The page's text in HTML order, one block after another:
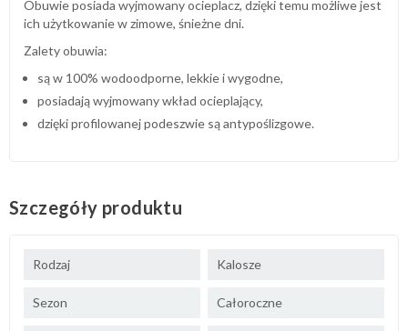
Obuwie posiada wyjmowany ocieplacz, dzięki temu możliwe jest
ich użytkowanie w zimowe, śnieżne dni.
Zalety obuwia:
są w 100% wodoodporne, lekkie i wygodne,
posiadają wyjmowany wkład ocieplający,
dzięki profilowanej podeszwie są antypoślizgowe.
Szczegóły produktu
Rodzaj Kalosze
Sezon Całoroczne